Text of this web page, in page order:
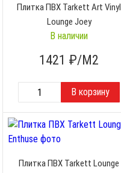
Плитка ПВХ Tarkett Art Vinyl
Lounge Joey
В наличии
1421 ₽/М2
Плитка ПВХ Tarkett Lounge